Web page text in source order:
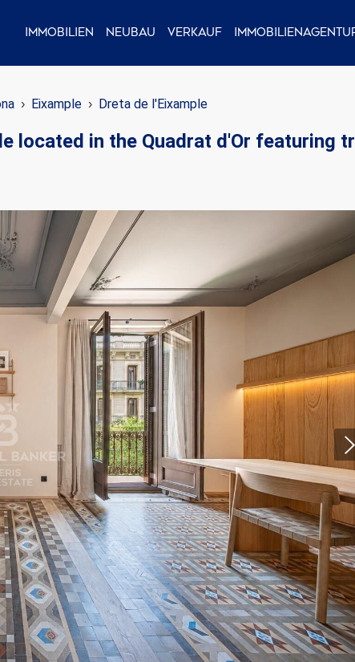
Immobilien Neubau Verkauf
Eixample Dreta de l'Eixample
located in the Quadrat d'Or featuring
ändern
und Funktional
verwendet eigene Cookies, um Informationen zu sammeln, um
verbessern. Wenn Sie weiter surfen, akzeptieren Sie deren